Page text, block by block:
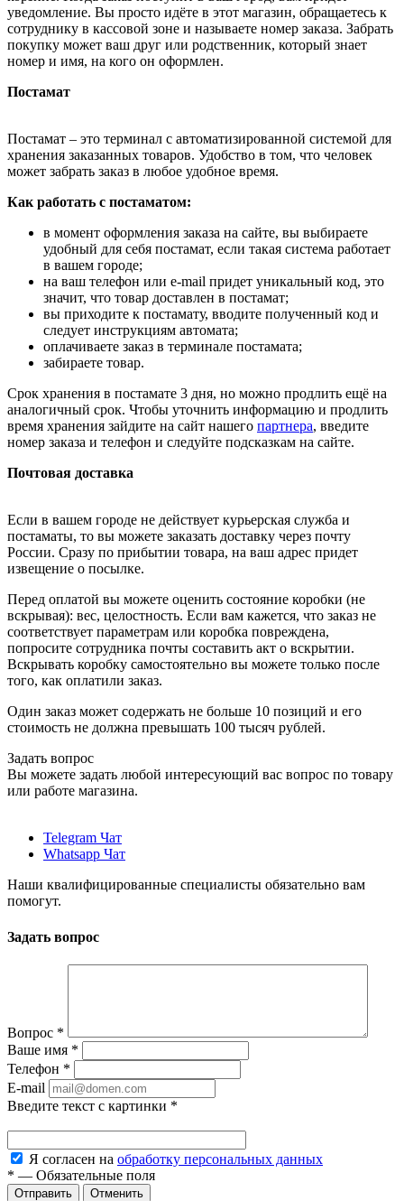
уведомление. Вы просто идёте в этот магазин, обращаетесь к
сотруднику в кассовой зоне и называете номер заказа. Забрать
покупку может ваш друг или родственник, который знает
номер и имя, на кого он оформлен.
Постамат
Постамат – это терминал с автоматизированной системой для
хранения заказанных товаров. Удобство в том, что человек
может забрать заказ в любое удобное время.
Как работать с постаматом:
в момент оформления заказа на сайте, вы выбираете
удобный для себя постамат, если такая система работает
в вашем городе;
на ваш телефон или e-mail придет уникальный код, это
значит, что товар доставлен в постамат;
вы приходите к постамату, вводите полученный код и
следует инструкциям автомата;
оплачиваете заказ в терминале постамата;
забираете товар.
Срок хранения в постамате 3 дня, но можно продлить ещё на
аналогичный срок. Чтобы уточнить информацию и продлить
время хранения зайдите на сайт нашего партнера, введите
номер заказа и телефон и следуйте подсказкам на сайте.
Почтовая доставка
Если в вашем городе не действует курьерская служба и
постаматы, то вы можете заказать доставку через почту
России. Сразу по прибытии товара, на ваш адрес придет
извещение о посылке.
Перед оплатой вы можете оценить состояние коробки (не
вскрывая): вес, целостность. Если вам кажется, что заказ не
соответствует параметрам или коробка повреждена,
попросите сотрудника почты составить акт о вскрытии.
Вскрывать коробку самостоятельно вы можете только после
того, как оплатили заказ.
Один заказ может содержать не больше 10 позиций и его
стоимость не должна превышать 100 тысяч рублей.
Задать вопрос
Вы можете задать любой интересующий вас вопрос по товару
или работе магазина.
Telegram Чат
Whatsapp Чат
Наши квалифицированные специалисты обязательно вам
помогут.
Задать вопрос
Вопрос *
Ваше имя *
Телефон *
E-mail
Введите текст с картинки *
Я согласен на обработку персональных данных
* — Обязательные поля
Отменить